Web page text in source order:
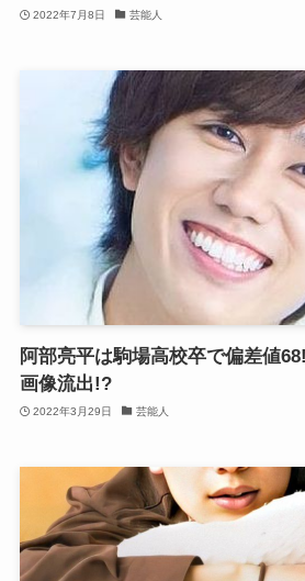
2022年7月8日 芸能人
阿部亮平は駒場高校卒で偏差値
画像流出!?
2022年3月29日 芸能人